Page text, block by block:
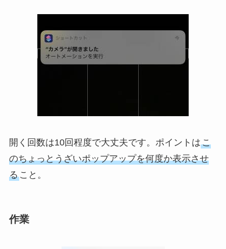
開く回数は10回程度で大丈夫です。ポイントはこ
のちょっとうざいポップアップを何度か表示させ
ること。
作業